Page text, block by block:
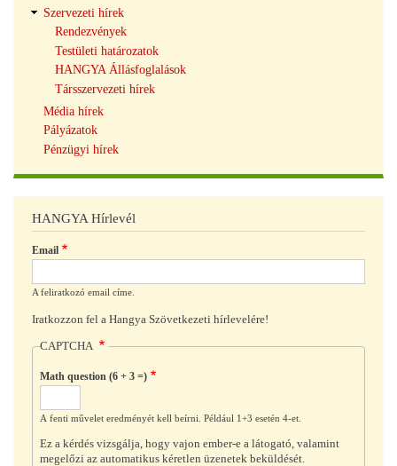
Szervezeti hírek
Rendezvények
Testületi határozatok
HANGYA Állásfoglalások
Társszervezeti hírek
Média hírek
Pályázatok
Pénzügyi hírek
HANGYA Hírlevél
Email
A feliratkozó email címe.
Iratkozzon fel a Hangya Szövetkezeti hírlevelére!
CAPTCHA
Math question (6 + 3 =)
A fenti művelet eredményét kell beírni. Például 1+3 esetén 4-et.
Ez a kérdés vizsgálja, hogy vajon ember-e a látogató, valamint
megelőzi az automatikus kéretlen üzenetek beküldését.